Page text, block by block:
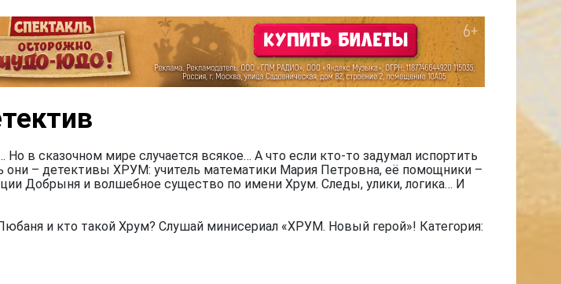
в сказочном мире случается всякое… А что если кто-то задумал испортить
они – детективы ХРУМ: учитель математики Мария Петровна, её помощники –
Добрыня и волшебное существо по имени Хрум. Следы, улики, логика… И
и кто такой Хрум? Слушай минисериал «ХРУМ. Новый герой»! Категория: